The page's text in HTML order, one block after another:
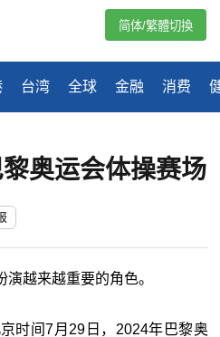
台湾 全球 金融 消费
简体/繁體切換
奥运会体操赛场
演越来越重要的角色。
时间7月29日，2024年巴黎奥